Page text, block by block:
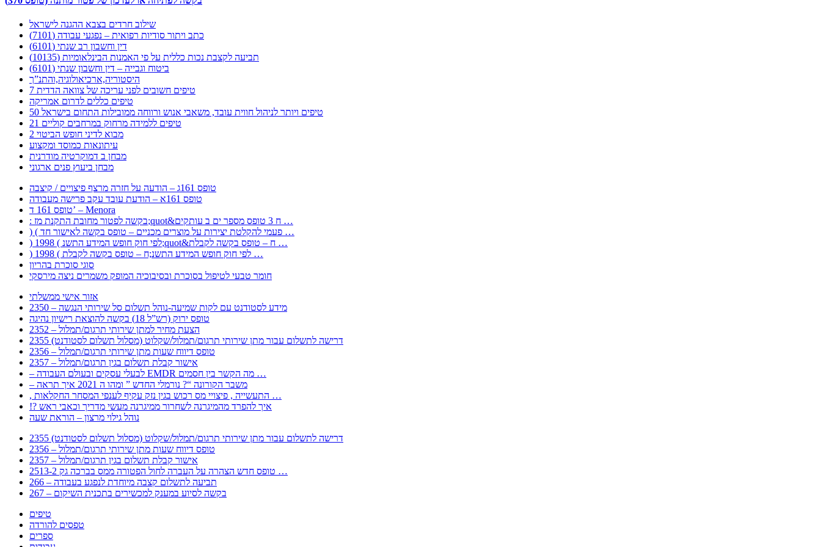
שילוב חרדים בצבא ההגנה לישראל
כתב ויתור סודיות רפואית – נפגעי עבודה (7101)
דין וחשבון רב שנתי (6101)
תביעה לקצבת נכות כללית על פי האמנות הבינלאומיות (10135)
ביטוח וגבייה – דין וחשבון שנתי (6101)
היסטוריה,ארכיאולוגיה,והתנ”ך
7 טיפים חשובים לפני עריכה של צוואה הדדית
טיפים כללים לדרום אמריקה
50 טיפים ויותר לניהול חווית עובד, משאבי אנוש ורווחה ממובילות התחום בישראל
21 טיפים ללמידה מרחוק במרחבים קוליים
מבוא לדיני חופש הביטוי 2
עיתונאות כמוסד ומקצוע
מבחן ב דמוקרטיה מודרנית
מבחן ביעוץ פנים ארגוני
טופס 161ג – הודעה על חזרה מרצף פיצויים / קיצבה
טופס 161א – הודעת עובד עקב פרישה מעבודה
טופס 161 ד’ – Menora
: בקשה לפטור מחובת התקנת מז;quot&ח 3 טופס מספר ים ב עותקים …
) ( פעמי להקלטת יצירות על מוצרים מכניים – טופס בקשה לאישור חד …
) 1998 ( לפי חוק חופש המידע התשנ;quot&ח – טופס בקשה לקבלת …
) 1998 ( לפי חוק חופש המידע התשנ;ח – טופס בקשה לקבלת …
סוגי סוכרת בהריון
חומר טבעי לטיפול בסוכרת ובסיבוכיה המופק משמרים ניצה מירסקי
אזור אישי ממשלתי
2350 – מידע לסטודנט עם לקות שמיעה-נוהל תשלום סל שירותי הנגשה
טופס ירוק (רש”ל 18) בקשה להוצאת רישיון נהיגה
2352 – הצעת מחיר למתן שירותי תרגום/תמלול
2355 דרישה לתשלום עבור מתן שירותי תרגום/תמלול/שקלוט (מסלול תשלום לסטודנט)
2356 – טופס דיווח שעות מתן שירותי תרגום/תמלול
2357 – אישור קבלת תשלום בגין תרגום/תמלול
– לבעלי עסקים ובעולם העבודה EMDR מה הקשר בין חסמים …
– משבר הקורונה “? נורמלי החדש ” ומהו ה 2021 איך תראה
, התעשייה , פיצויי מס רכוש בגין נזק עקיף לענפי המסחר החקלאות …
!? איך להפרד מהמיגרנה לשחרור ממיגרנה מעשי מדריך וכאבי ראש
נוהל גילוי מרצון – הוראת שעה
2355 דרישה לתשלום עבור מתן שירותי תרגום/תמלול/שקלוט (מסלול תשלום לסטודנט)
2356 – טופס דיווח שעות מתן שירותי תרגום/תמלול
2357 – אישור קבלת תשלום בגין תרגום/תמלול
2513-2 טופס חדש הצהרה על העברה לחול הפטורה ממס בברכה גק …
266 – תביעה לתשלום קצבה מיוחדת לנפגע בעבודה
267 – בקשה לסיוע במענק למכשירים בתכנית השיקום
טיפים
טפסים להורדה
ספרים